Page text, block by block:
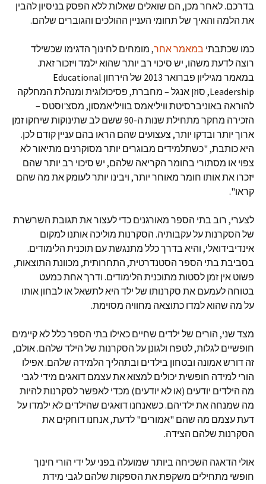
בדרכם. לאחר מכן, הם שואלים שאלות ללא הפסק בניסיון להבין
את הלמה והאיך של תחומי העניין ההולכים והגוברים שלהם.
כמו שכתבתי במאמר אחר, מומחים לחינוך הדגימו שכשילד
רוצה לדעת משהו, יש סיכוי רב יותר שהוא ילמד ויזכור זאת.
במאמר מגיליון פברואר 2013 של הירחון Educational
Leadership, סוזן אנגל – מחברת, פסיכולוגית ומנהלת המחלקה
להוראה באוניברסיטת וויליאמס בוויליאמסון, מסצ'וסטס –
הזכירה מחקר מתחילת שנות ה-90 ששם לב שתינוקות שיחקו זמן
ארוך יותר ובדקו יותר, צעצועים שהם הראו בהם עניין קודם לכן.
היא כותבת, "כשתלמידים מבוגרים יותר מסוקרנים מתיאור לא
צפוי או מסתורי בחומר הקריאה שלהם, יש סיכוי רב יותר שהם
יזכרו את אותו חומר מאוחר יותר, ויבינו יותר לעומק את מה שהם
קראו".
לצערי, רוב בתי הספר מאורגנים כדי לעצור את תגובת השרשרת
של הסקרנות על עקבותיה. הסקרנות מוליכה אותנו למקום
אינדיבידואלי, והיא בדרך כלל מתנגשת עם תוכנית הלימודים.
בסביבת בתי הספר הסטנדרטית, התחרותית, מכוונת התוצאות,
פשוט אין זמן לסטות מתוכנית הלימודים. ודרך אחת כמעט
בטוחה לעמעם את סקרנותו של ילד היא לתשאל או לבחון אותו
על מה שהוא למדו כתוצאה מחוויה מסוימת.
מצד שני, הורים של ילדים שחיים כאילו בתי הספר כלל לא קיימים
חופשיים לגלות, לטפח ולגונן על הסקרנות של הילד שלהם. אולם,
זה דורש אמונה ובטחון בילדים ובתהליך הלמידה שלהם. אפילו
הורי למידה חופשית יכולים למצוא את עצמם דואגים מידי לגבי
מה הילדים יודעים (או לא יודעים) מכדי לאפשר לסקרנות להיות
מה שמנחה את ילדיהם. כשאנחנו דואגים שהילדים לא ילמדו על
דעת עצמם מה שהם "אמורים" לדעת, אנחנו דוחקים את
הסקרנות שלהם הצידה.
אולי הדאגה השכיחה ביותר שמועלה בפני על ידי הורי חינוך
חופשי מתחילים משקפת את הספקות שלהם לגבי מידת